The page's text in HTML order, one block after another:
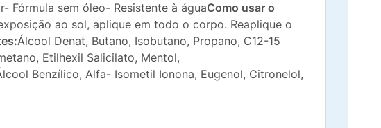
Fórmula sem óleo- Resistente à águaComo usar o
ao sol, aplique em todo o corpo. Reaplique o
Álcool Denat, Butano, Isobutano, Propano, C12-15
Etilhexil Salicilato, Mentol,
Benzílico, Alfa- Isometil Ionona, Eugenol, Citronelol,